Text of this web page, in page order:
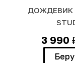
ДОЖДЕВИК
3 990
Беру